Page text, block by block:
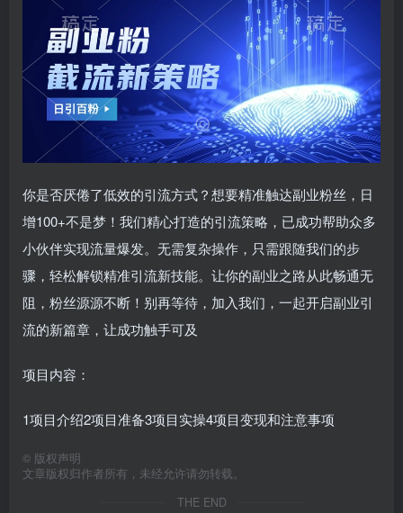
你是否厌倦了低效的引流方式？想要精准触达副业粉丝，日
增100+不是梦！我们精心打造的引流策略，已成功帮助众多
小伙伴实现流量爆发。无需复杂操作，只需跟随我们的步
骤，轻松解锁精准引流新技能。让你的副业之路从此畅通无
阻，粉丝源源不断！别再等待，加入我们，一起开启副业引
流的新篇章，让成功触手可及
项目内容：
1项目介绍2项目准备3项目实操4项目变现和注意事项
© 版权声明
文章版权归作者所有，未经允许请勿转载。
THE END